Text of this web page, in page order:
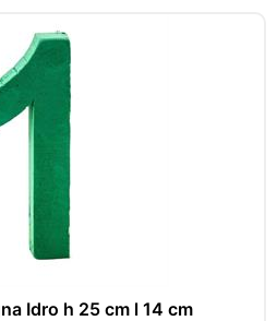
Idro h 25 cm l 14 cm